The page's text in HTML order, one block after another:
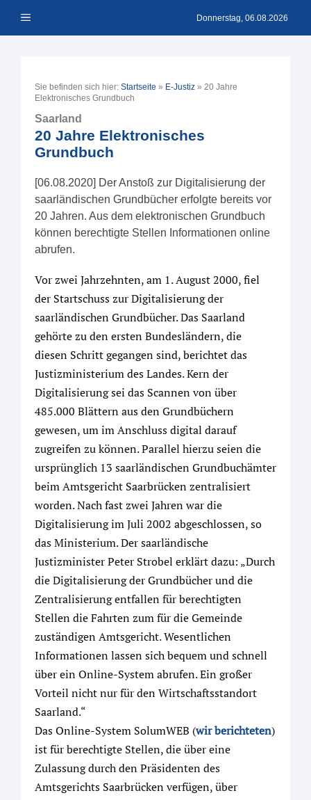
Inhalt Menü Donnerstag, 06.08.2026
Sie befinden sich hier: Startseite » E-Justiz » 20 Jahre
Elektronisches Grundbuch
Saarland
20 Jahre Elektronisches
Grundbuch
[06.08.2020] Der Anstoß zur Digitalisierung der
saarländischen Grundbücher erfolgte bereits vor
20 Jahren. Aus dem elektronischen Grundbuch
können berechtigte Stellen Informationen online
abrufen.
Vor zwei Jahrzehnten, am 1. August 2000, fiel
der Startschuss zur Digitalisierung der
saarländischen Grundbücher. Das Saarland
gehörte zu den ersten Bundesländern, die
diesen Schritt gegangen sind, berichtet das
Justizministerium des Landes. Kern der
Digitalisierung sei das Scannen von über
485.000 Blättern aus den Grundbüchern
gewesen, um im Anschluss digital darauf
zugreifen zu können. Parallel hierzu seien die
ursprünglich 13 saarländischen Grundbuchämter
beim Amtsgericht Saarbrücken zentralisiert
worden. Nach fast zwei Jahren war die
Digitalisierung im Juli 2002 abgeschlossen, so
das Ministerium. Der saarländische
Justizminister Peter Strobel erklärt dazu: „Durch
die Digitalisierung der Grundbücher und die
Zentralisierung entfallen für berechtigten
Stellen die Fahrten zum für die Gemeinde
zuständigen Amtsgericht. Wesentlichen
Informationen lassen sich bequem und schnell
über ein Online-System abrufen. Ein großer
Vorteil nicht nur für den Wirtschaftsstandort
Saarland.“
Das Online-System SolumWEB (wir berichteten)
ist für berechtigte Stellen, die über eine
Zulassung durch den Präsidenten des
Amtsgerichts Saarbrücken verfügen, über